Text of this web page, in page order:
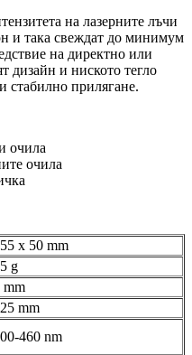
на лазерните лъчи
и така свеждат до минимум
на директно или
дизайн и ниското тегло
стабилно прилягане.
очила
очила
x 50 mm
g
mm
mm
460 nm